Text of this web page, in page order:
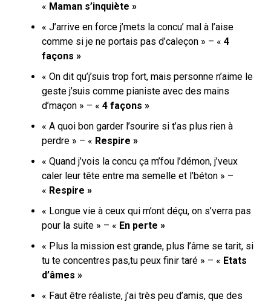
« Maman s’inquiète »
« J’arrive en force j’mets la concu’ mal à l’aise
comme si je ne portais pas d’caleçon » – « 4
façons »
« On dit qu’j’suis trop fort, mais personne n’aime le
geste j’suis comme pianiste avec des mains
d’maçon » – « 4 façons »
« A quoi bon garder l’sourire si t’as plus rien à
perdre » – « Respire »
« Quand j’vois la concu ça m’fou l’démon, j’veux
caler leur tête entre ma semelle et l’béton » –
« Respire »
« Longue vie à ceux qui m’ont déçu, on s’verra pas
pour la suite » – « En perte »
« Plus la mission est grande, plus l’âme se tarit, si
tu te concentres pas,tu peux finir taré » – « Etats
d’âmes »
« Faut être réaliste, j’ai très peu d’amis, que des